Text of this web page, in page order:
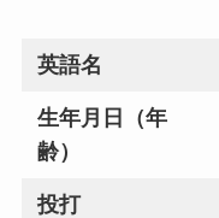
英語名
生年月日（年
齢）
投打